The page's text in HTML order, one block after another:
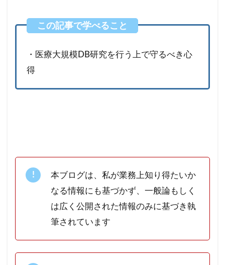
・医療大規模DB研究を行う上で守るべき心
得
本ブログは、私が業務上知り得たいか
なる情報にも基づかず、一般論もしく
は広く公開された情報のみに基づき執
筆されています